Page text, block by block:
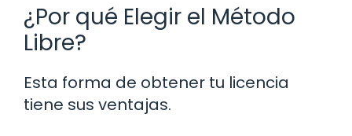
¿Por qué Elegir el Método
Libre?
Esta forma de obtener tu licencia
tiene sus ventajas.